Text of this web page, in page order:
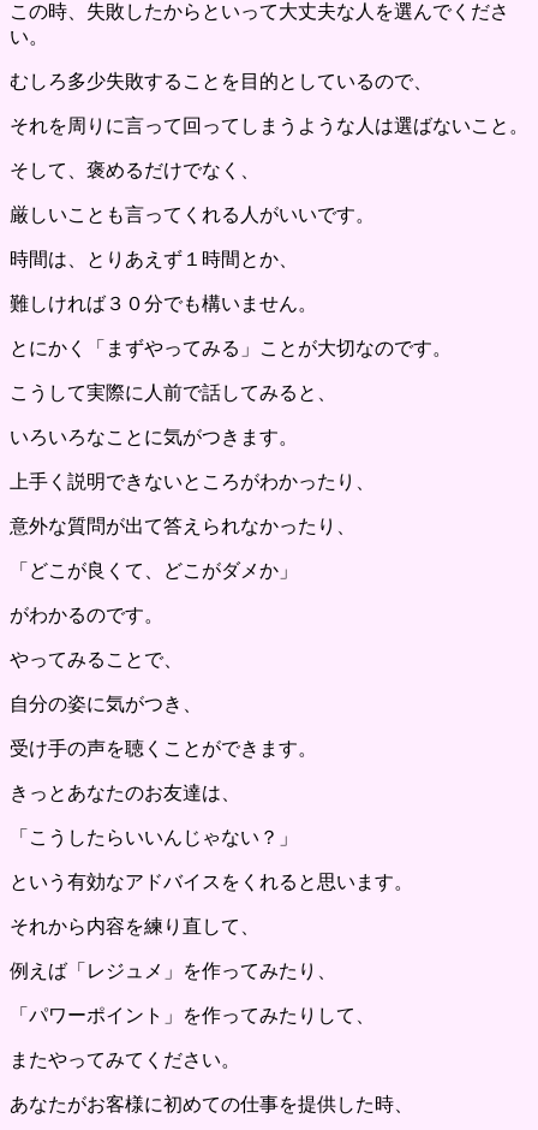
この時、失敗したからといって大丈夫な人を選んでくださ
い。
むしろ多少失敗することを目的としているので、
それを周りに言って回ってしまうような人は選ばないこと。
そして、褒めるだけでなく、
厳しいことも言ってくれる人がいいです。
時間は、とりあえず１時間とか、
難しければ３０分でも構いません。
とにかく「まずやってみる」ことが大切なのです。
こうして実際に人前で話してみると、
いろいろなことに気がつきます。
上手く説明できないところがわかったり、
意外な質問が出て答えられなかったり、
「どこが良くて、どこがダメか」
がわかるのです。
やってみることで、
自分の姿に気がつき、
受け手の声を聴くことができます。
きっとあなたのお友達は、
「こうしたらいいんじゃない？」
という有効なアドバイスをくれると思います。
それから内容を練り直して、
例えば「レジュメ」を作ってみたり、
「パワーポイント」を作ってみたりして、
またやってみてください。
あなたがお客様に初めての仕事を提供した時、